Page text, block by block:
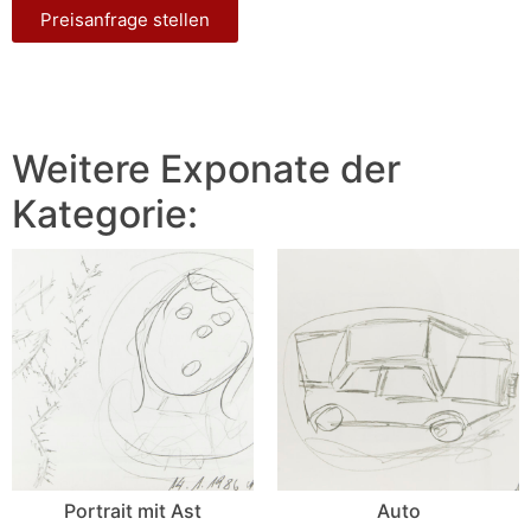
Preisanfrage stellen
Weitere Exponate der
Kategorie:
Portrait mit Ast Auto